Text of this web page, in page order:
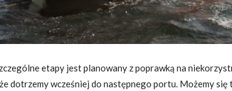
etapy jest planowany z poprawką na
dotrzemy wcześniej do następnego portu. Możemy się